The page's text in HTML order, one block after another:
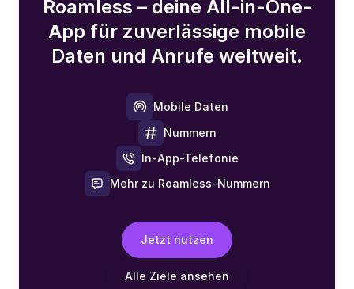
Roamless – deine All-in-One-
App für zuverlässige mobile
Daten und Anrufe weltweit.
Mobile Daten
Nummern
In-App-Telefonie
Mehr zu Roamless-Nummern
Jetzt nutzen
Alle Ziele ansehen